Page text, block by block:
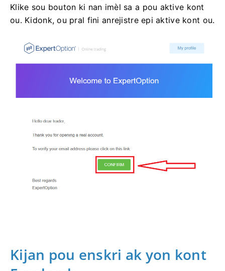
Klike sou bouton ki nan imèl sa a pou aktive kont
ou. Kidonk, ou pral fini anrejistre epi aktive kont ou.
Kijan pou enskri ak yon kont